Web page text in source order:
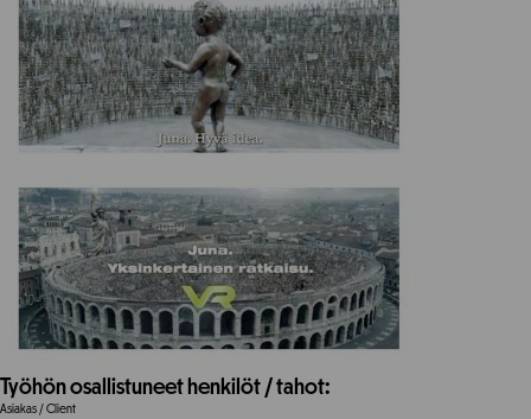
Työhön osallistuneet henkilöt / tahot:
Asiakas / Client